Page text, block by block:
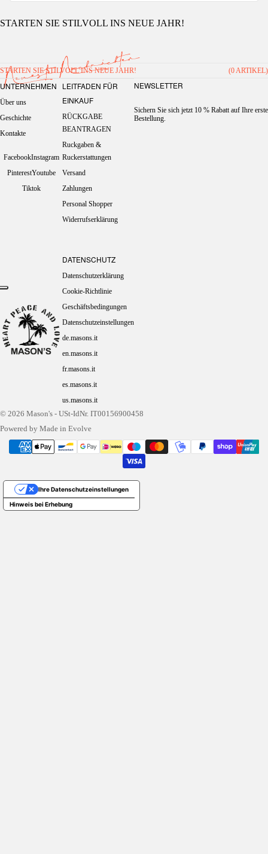
STARTEN SIE STILVOLL INS NEUE JAHR!
Neueste Nachrichten
STARTEN SIE STILVOLL INS NEUE JAHR! (0 ARTIKEL)
NEWSLETTER
Sichern Sie sich jetzt 10 % Rabatt auf Ihre erste
Bestellung.
UNTERNEHMEN
Über uns
Geschichte
Kontakte
FacebookInstagram
PinterestYoutube
Tiktok
LEITFADEN FÜR
EINKAUF
RÜCKGABE
BEANTRAGEN
Ruckgaben &
Ruckerstattungen
Versand
Zahlungen
Personal Shopper
Widerrufserklärung
DATENSCHUTZ
Datenschutzerklärung
Cookie-Richtlinie
Geschäftsbedingungen
Datenschutzeinstellungen
de.masons.it
en.masons.it
fr.masons.it
es.masons.it
us.masons.it
© 2026 Mason's - USt-IdNr. IT00156900458
Powered by Made in Evolve
Hinweis bei Erhebung
Ihre Datenschutzeinstellungen